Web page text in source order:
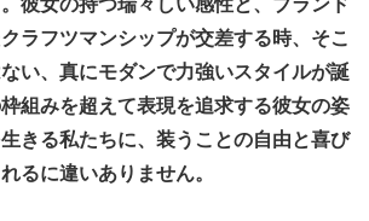
ラフツマンシップが交差する時、そこ
い、真にモダンで力強いスタイルが誕
組みを超えて表現を追求する彼女の姿
きる私たちに、装うことの自由と喜び
るに違いありません。